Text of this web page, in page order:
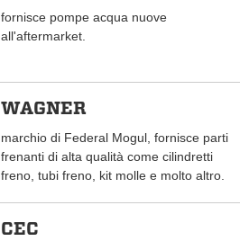
fornisce pompe acqua nuove
all'aftermarket.
WAGNER
marchio di Federal Mogul, fornisce parti
frenanti di alta qualità come cilindretti
freno, tubi freno, kit molle e molto altro.
CEC